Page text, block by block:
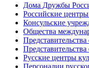
Дома Дружбы
Российские
Консульские
Общества
Русские центры
Персоналии